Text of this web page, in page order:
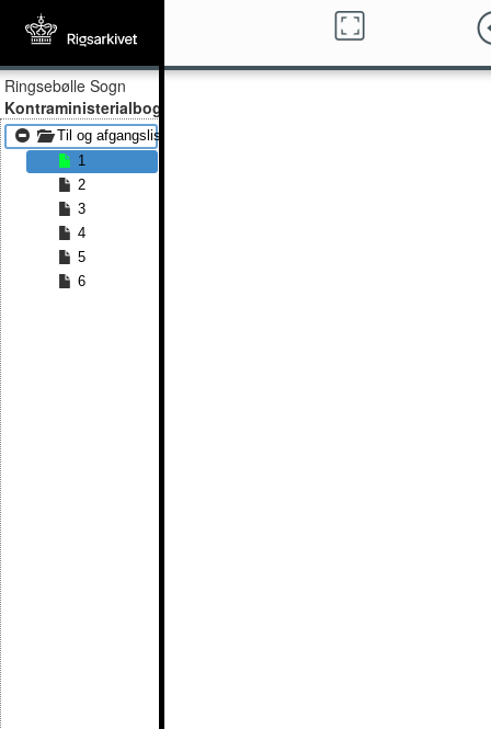
Ringsebølle Sogn
Kontraministerialbog
Til og afgangslister 1873 - Til og afgangslister 1875
1
2
3
4
5
6